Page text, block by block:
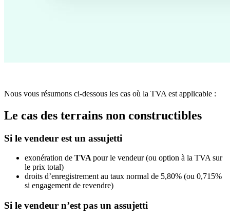
Nous vous résumons ci-dessous les cas où la TVA est applicable :
Le cas des terrains non constructibles
Si le vendeur est un assujetti
exonération de TVApour le vendeur (ou option à la TVA sur
le prix total)
droits d’enregistrement au taux normal de 5,80% (ou 0,715%
si engagement de revendre)
Si le vendeur n’est pas un assujetti